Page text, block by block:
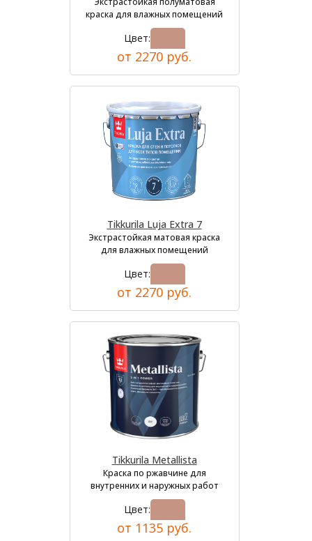
краска для влажных помещений
Цвет:
от 2270 руб.
Tikkurila Luja Extra 7
Экстрастойкая матовая краска
для влажных помещений
Цвет:
от 2270 руб.
Tikkurila Metallista
Краска по ржавчине для
внутренних и наружных работ
Цвет:
от 1135 руб.